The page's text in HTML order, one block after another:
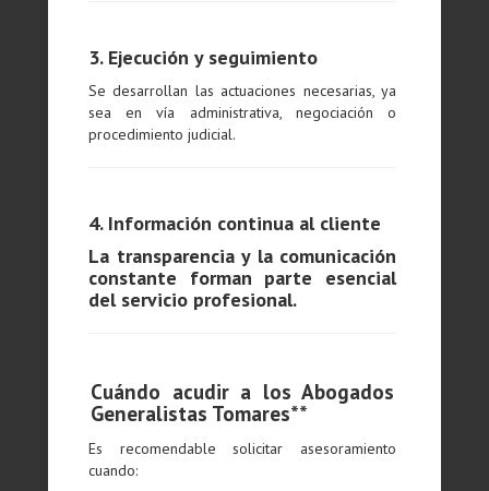
3. Ejecución y seguimiento
Se desarrollan las actuaciones necesarias, ya
sea en vía administrativa, negociación o
procedimiento judicial.
4. Información continua al cliente
La transparencia y la comunicación
constante forman parte esencial
del servicio profesional.
Cuándo acudir a los Abogados
Generalistas Tomares**
Es recomendable solicitar asesoramiento
cuando: